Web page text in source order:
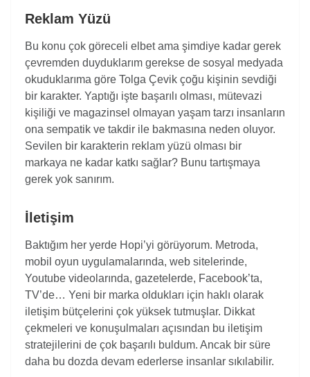
Reklam Yüzü
Bu konu çok göreceli elbet ama şimdiye kadar gerek
çevremden duyduklarım gerekse de sosyal medyada
okuduklarıma göre Tolga Çevik çoğu kişinin sevdiği
bir karakter. Yaptığı işte başarılı olması, mütevazi
kişiliği ve magazinsel olmayan yaşam tarzı insanların
ona sempatik ve takdir ile bakmasına neden oluyor.
Sevilen bir karakterin reklam yüzü olması bir
markaya ne kadar katkı sağlar? Bunu tartışmaya
gerek yok sanırım.
İletişim
Baktığım her yerde Hopi’yi görüyorum. Metroda,
mobil oyun uygulamalarında, web sitelerinde,
Youtube videolarında, gazetelerde, Facebook’ta,
TV’de… Yeni bir marka oldukları için haklı olarak
iletişim bütçelerini çok yüksek tutmuşlar. Dikkat
çekmeleri ve konuşulmaları açısından bu iletişim
stratejilerini de çok başarılı buldum. Ancak bir süre
daha bu dozda devam ederlerse insanlar sıkılabilir.